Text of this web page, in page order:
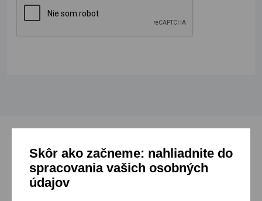
Mohlo by sa ti páčiť
Skôr ako začneme: nahliadnite do
spracovania vašich osobných
údajov